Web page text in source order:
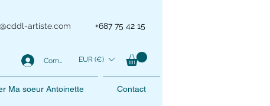
artiste.com +687 75 42 15
Compte EUR (€)
Ma soeur Antoinette Contact